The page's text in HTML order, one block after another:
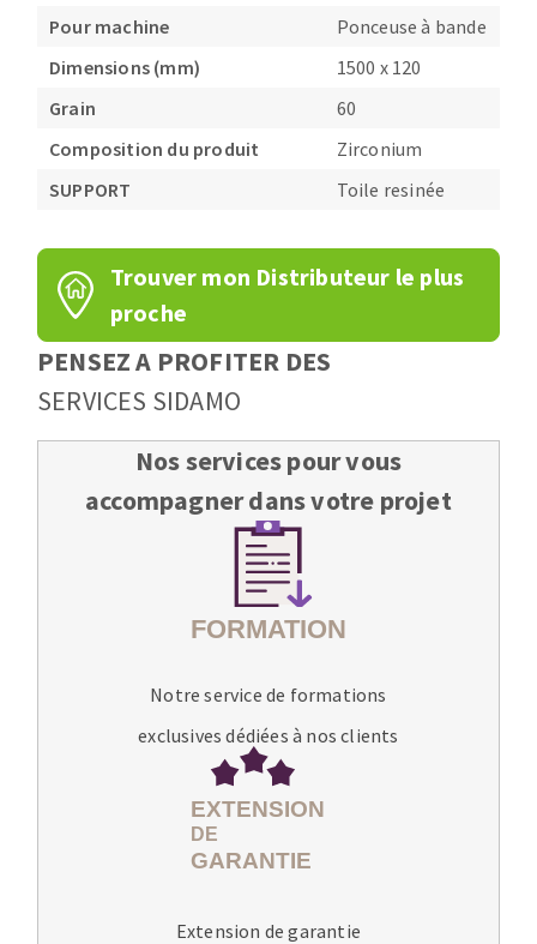
Pour machine
Ponceuse à bande
Dimensions (mm)
1500 x 120
Grain
60
Composition du produit
Zirconium
SUPPORT
Toile resinée
Trouver mon Distributeur le plus
proche
PENSEZ A PROFITER DES
SERVICES SIDAMO
Nos services pour vous
accompagner dans votre projet
Notre service de formations
exclusives dédiées à nos clients
Extension de garantie